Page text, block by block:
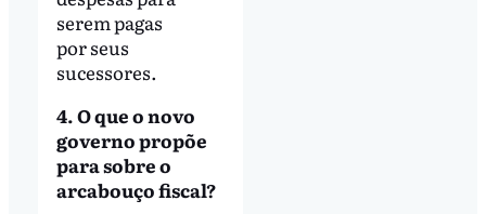
serem pagas
por seus
sucessores.
4. O que o novo
governo propõe
para sobre o
arcabouço fiscal?